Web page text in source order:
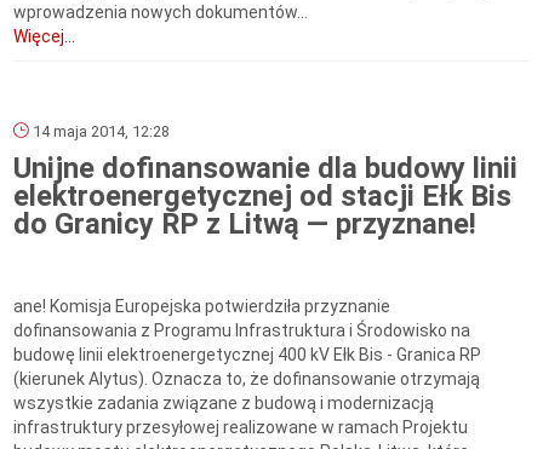
wprowadzenia nowych dokumentów...
Więcej...
14 maja 2014, 12:28
Unijne dofinansowanie dla budowy linii
elektroenergetycznej od stacji Ełk Bis
do Granicy RP z Litwą — przyznane!
ane! Komisja Europejska potwierdziła przyznanie
dofinansowania z Programu Infrastruktura i Środowisko na
budowę linii elektroenergetycznej 400 kV Ełk Bis - Granica RP
(kierunek Alytus). Oznacza to, że dofinansowanie otrzymają
wszystkie zadania związane z budową i modernizacją
infrastruktury przesyłowej realizowane w ramach Projektu